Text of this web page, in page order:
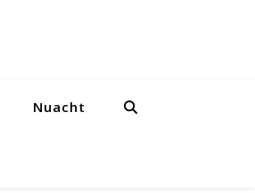
Nuacht